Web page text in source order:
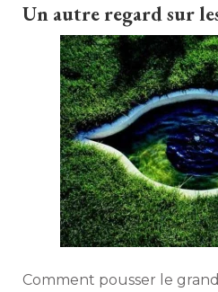
Un autre regard sur
Comment pousser le